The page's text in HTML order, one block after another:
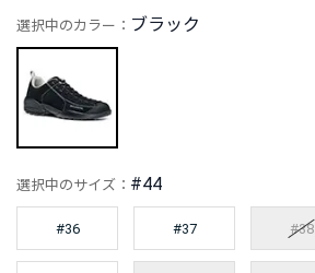
選択中のカラー： ブラック
選択中のサイズ： #44
#36 #37 #38